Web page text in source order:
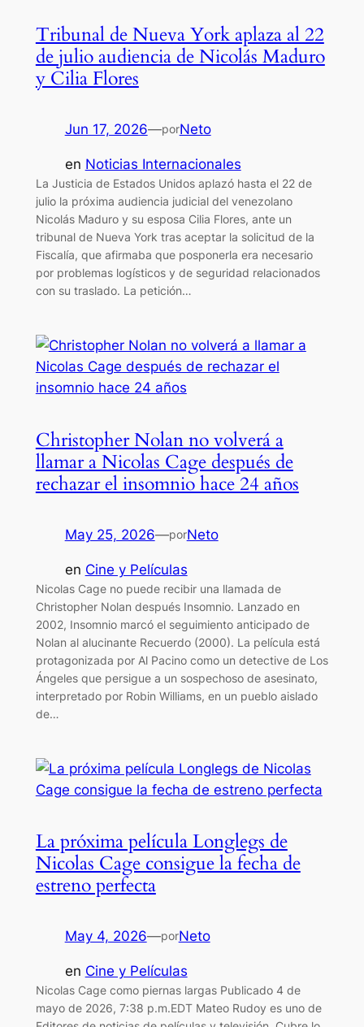
Tribunal de Nueva York aplaza al 22
de julio audiencia de Nicolás Maduro
y Cilia Flores
Jun 17, 2026—porNeto
en Noticias Internacionales
La Justicia de Estados Unidos aplazó hasta el 22 de
julio la próxima audiencia judicial del venezolano
Nicolás Maduro y su esposa Cilia Flores, ante un
tribunal de Nueva York tras aceptar la solicitud de la
Fiscalía, que afirmaba que posponerla era necesario
por problemas logísticos y de seguridad relacionados
con su traslado. La petición…
Christopher Nolan no volverá a
llamar a Nicolas Cage después de
rechazar el insomnio hace 24 años
May 25, 2026—porNeto
en Cine y Películas
Nicolas Cage no puede recibir una llamada de
Christopher Nolan después Insomnio. Lanzado en
2002, Insomnio marcó el seguimiento anticipado de
Nolan al alucinante Recuerdo (2000). La película está
protagonizada por Al Pacino como un detective de Los
Ángeles que persigue a un sospechoso de asesinato,
interpretado por Robin Williams, en un pueblo aislado
de…
La próxima película Longlegs de
Nicolas Cage consigue la fecha de
estreno perfecta
May 4, 2026—porNeto
en Cine y Películas
Nicolas Cage como piernas largas Publicado 4 de
mayo de 2026, 7:38 p.m.EDT Mateo Rudoy es uno de